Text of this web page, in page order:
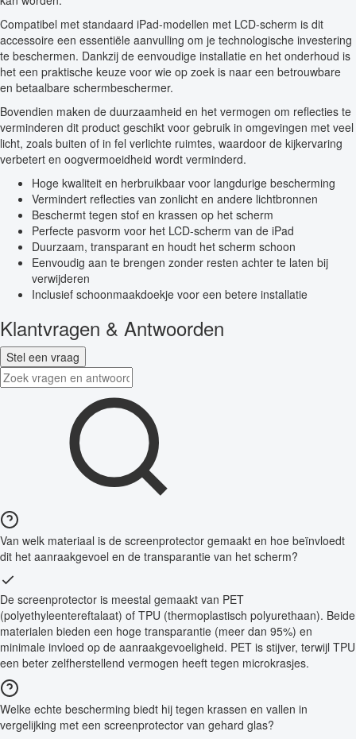
Compatibel met standaard iPad-modellen met LCD-scherm is dit
accessoire een essentiële aanvulling om je technologische investering
te beschermen. Dankzij de eenvoudige installatie en het onderhoud is
het een praktische keuze voor wie op zoek is naar een betrouwbare
en betaalbare schermbeschermer.
Bovendien maken de duurzaamheid en het vermogen om reflecties te
verminderen dit product geschikt voor gebruik in omgevingen met veel
licht, zoals buiten of in fel verlichte ruimtes, waardoor de kijkervaring
verbetert en oogvermoeidheid wordt verminderd.
Hoge kwaliteit en herbruikbaar voor langdurige bescherming
Vermindert reflecties van zonlicht en andere lichtbronnen
Beschermt tegen stof en krassen op het scherm
Perfecte pasvorm voor het LCD-scherm van de iPad
Duurzaam, transparant en houdt het scherm schoon
Eenvoudig aan te brengen zonder resten achter te laten bij
verwijderen
Inclusief schoonmaakdoekje voor een betere installatie
Klantvragen & Antwoorden
Stel een vraag
Van welk materiaal is de screenprotector gemaakt en hoe beïnvloedt
dit het aanraakgevoel en de transparantie van het scherm?
De screenprotector is meestal gemaakt van PET
(polyethyleentereftalaat) of TPU (thermoplastisch polyurethaan). Beide
materialen bieden een hoge transparantie (meer dan 95%) en
minimale invloed op de aanraakgevoeligheid. PET is stijver, terwijl TPU
een beter zelfherstellend vermogen heeft tegen microkrasjes.
Welke echte bescherming biedt hij tegen krassen en vallen in
vergelijking met een screenprotector van gehard glas?